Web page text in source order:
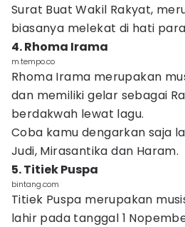
Surat Buat Wakil Rakyat,
biasanya melekat di hati
4. Rhoma Irama
m.tempo.co
Rhoma Irama merupakan
dan memiliki gelar sebagai
berdakwah lewat lagu.
Coba kamu dengarkan saja
Judi, Mirasantika dan Haram.
5. Titiek Puspa
bintang.com
Titiek Puspa merupakan
lahir pada tanggal 1